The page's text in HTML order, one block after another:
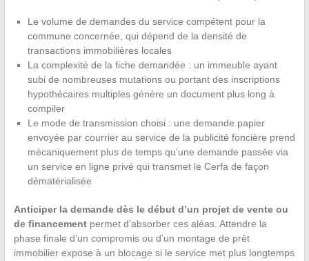
Le volume de demandes du service compétent pour la
commune concernée, qui dépend de la densité de
transactions immobilières locales
La complexité de la fiche demandée : un immeuble ayant
subi de nombreuses mutations ou portant des inscriptions
hypothécaires multiples génère un document plus long à
compiler
Le mode de transmission choisi : une demande papier
envoyée par courrier au service de la publicité foncière prend
mécaniquement plus de temps qu’une demande passée via
un service en ligne privé qui transmet le Cerfa de façon
dématérialisée
Anticiper la demande dès le début d’un projet de vente ou
de financementpermet d’absorber ces aléas. Attendre la
phase finale d’un compromis ou d’un montage de prêt
immobilier expose à un blocage si le service met plus longtemps